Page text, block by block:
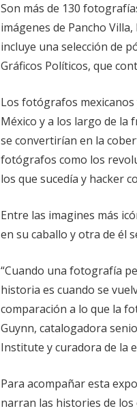
Son más de 130
imágenes de Pancho
incluye una selección de
Gráficos Políticos, que
Los fotógrafos
México y a los largo de la
se convertirían en la
fotógrafos como los
los que sucedía y hacker
Entre las imagines más
en su caballo y otra de él
“Cuando una fotografía
historia es cuando se
comparación a lo que la
Guynn, catalogadora
Institute y curadora de la
Para acompañar esta
narran las histories de